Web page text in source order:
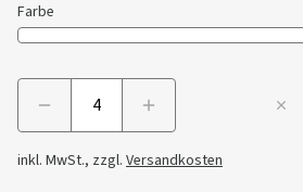
Farbe
inkl. MwSt., zzgl. Versandkosten